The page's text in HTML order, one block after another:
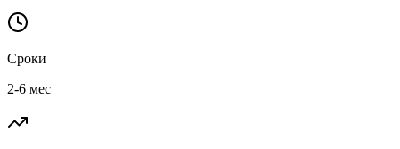
Сроки
2-6 мес